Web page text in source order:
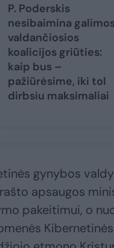
P. Poderskis
nesibaimina
valdančiosios
koalicijos griūties:
kaip bus –
pažiūrėsime, iki tol
dirbsiu maksimaliai
gynybos
apsaugos
pakeitimui, o